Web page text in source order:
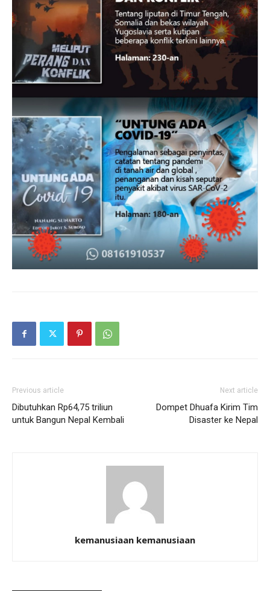
Previous article
Dibutuhkan Rp64,75 triliun
untuk Bangun Nepal Kembali
Next article
Dompet Dhuafa Kirim Tim
Disaster ke Nepal
kemanusiaan kemanusiaan